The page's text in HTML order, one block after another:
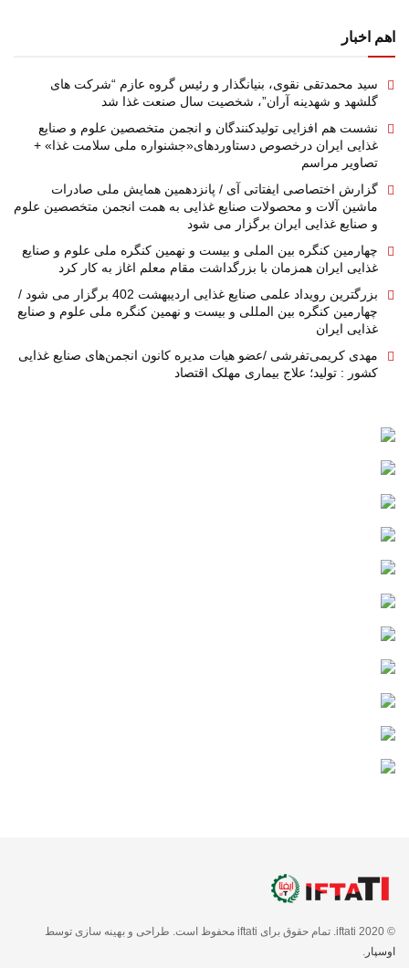
اهم اخبار
سید محمدتقی نقوی، بنیانگذار و رئیس گروه عازم “شرکت های
گلشهد و شهدینه آران”، شخصیت سال صنعت غذا شد
نشست هم افزایی تولیدکنندگان و انجمن متخصصین علوم و صنایع
غذایی ایران درخصوص دستاوردهای«جشنواره ملی سلامت غذا» +
تصاویر مراسم
گزارش اختصاصی ایفتاتی آی / پانزدهمین همایش ملی صادرات
ماشین آلات و محصولات صنایع غذایی به همت انجمن متخصصین علوم
و صنایع غذایی ایران برگزار می شود
چهارمین کنگره بین الملی و بیست و نهمین کنگره ملی علوم و صنایع
غذایی ایران همزمان با بزرگداشت مقام معلم اغاز به کار کرد
بزرگترین رویداد علمی صنایع غذایی اردیبهشت 402 برگزار می شود /
چهارمین کنگره بین المللی و بیست و نهمین کنگره ملی علوم و صنایع
غذایی ایران
مهدی کریمی‌تفرشی /عضو هیات مدیره کانون انجمن‌های صنایع غذایی
کشور : تولید؛ علاج بیماری مهلک اقتصاد
© 2020 iftati. تمام حقوق برای iftati محفوظ است. طراحی و بهینه سازی توسط
اوسپار .